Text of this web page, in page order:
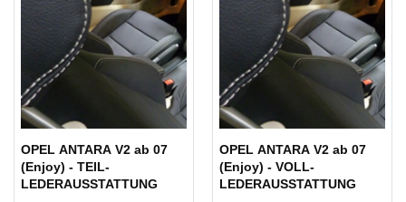
OPEL ANTARA V2 ab 07
(Enjoy) - TEIL-
LEDERAUSSTATTUNG
OPEL ANTARA V2 ab 07
(Enjoy) - VOLL-
LEDERAUSSTATTUNG